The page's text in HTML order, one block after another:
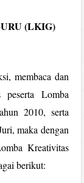
(LKIG)
membaca dan
peserta Lomba
2010, serta
maka dengan
Kreativitas
berikut: